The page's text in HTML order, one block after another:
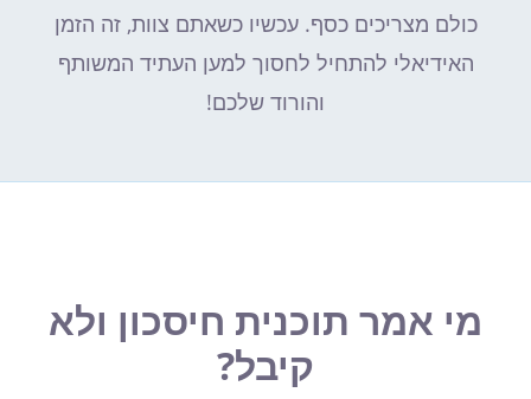
כולם מצריכים כסף. עכשיו כשאתם צוות, זה הזמן
האידיאלי להתחיל לחסוך למען העתיד המשותף
והורוד שלכם!
מי אמר תוכנית חיסכון ולא
קיבל?